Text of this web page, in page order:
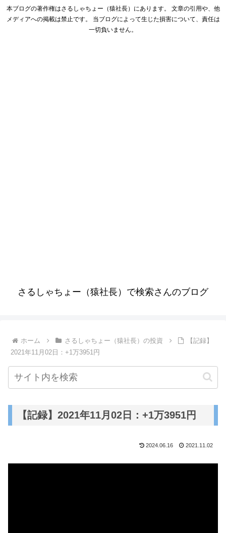
本ブログの著作権はさるしゃちょー（猿社長）にあります。 文章の引用や、他
メディアへの掲載は禁止です。 当ブログによって生じた損害について、責任は
一切負いません。
さるしゃちょー（猿社長）で検索さんのブログ
ホーム さるしゃちょー（猿社長）の投資
【記録】
2021年11月02日：+1万3951円
【記録】2021年11月02日：+1万3951円
2024.06.16 2021.11.02